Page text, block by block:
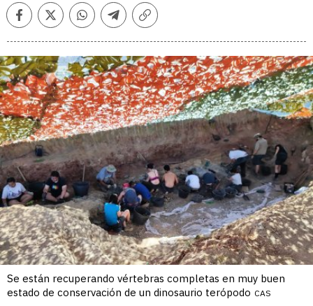
FacebookTwitterWhatsappTelegramCopiar
Se están recuperando vértebras completas en muy buen
estado de conservación de un dinosaurio terópodo CAS